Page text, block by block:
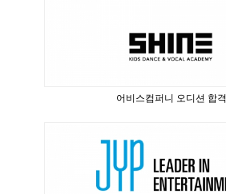
어비스컴퍼니 오디션 합격